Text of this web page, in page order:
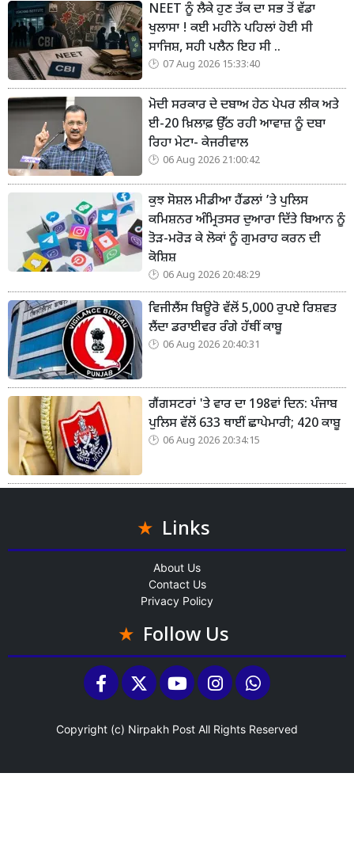
NEET ਨੂੰ ਲੈਕੇ ਹੁਣ ਤੱਕ ਦਾ ਸਭ ਤੋਂ ਵੱਡਾ
ਖੁਲਾਸਾ ! ਕਈ ਮਹੀਨੇ ਪਹਿਲਾਂ ਹੋਈ ਸੀ
ਸਾਜਿਸ਼, ਸਹੀ ਪਲੈਨ ਇਹ ਸੀ ..
07 Aug 2026 15:33:40
ਮੋਦੀ ਸਰਕਾਰ ਦੇ ਦਬਾਅ ਹੇਠ ਪੇਪਰ ਲੀਕ ਅਤੇ
ਈ-20 ਖ਼ਿਲਾਫ਼ ਉੱਠ ਰਹੀ ਆਵਾਜ਼ ਨੂੰ ਦਬਾ
ਰਿਹਾ ਮੇਟਾ- ਕੇਜਰੀਵਾਲ
06 Aug 2026 21:00:42
ਕੁਝ ਸੋਸ਼ਲ ਮੀਡੀਆ ਹੈਂਡਲਾਂ ’ਤੇ ਪੁਲਿਸ
ਕਮਿਸ਼ਨਰ ਅੰਮ੍ਰਿਤਸਰ ਦੁਆਰਾ ਦਿੱਤੇ ਬਿਆਨ ਨੂੰ
ਤੋੜ-ਮਰੋੜ ਕੇ ਲੋਕਾਂ ਨੂੰ ਗੁਮਰਾਹ ਕਰਨ ਦੀ
ਕੋਸ਼ਿਸ਼
06 Aug 2026 20:48:29
ਵਿਜੀਲੈਂਸ ਬਿਊਰੋ ਵੱਲੋਂ 5,000 ਰੁਪਏ ਰਿਸ਼ਵਤ
ਲੈਂਦਾ ਡਰਾਈਵਰ ਰੰਗੇ ਹੱਥੀਂ ਕਾਬੂ
06 Aug 2026 20:40:31
ਗੈਂਗਸਟਰਾਂ 'ਤੇ ਵਾਰ ਦਾ 198ਵਾਂ ਦਿਨ: ਪੰਜਾਬ
ਪੁਲਿਸ ਵੱਲੋਂ 633 ਥਾਈਂ ਛਾਪੇਮਾਰੀ; 420 ਕਾਬੂ
06 Aug 2026 20:34:15
Links
About Us
Contact Us
Privacy Policy
Follow Us
Copyright (c) Nirpakh Post All Rights Reserved